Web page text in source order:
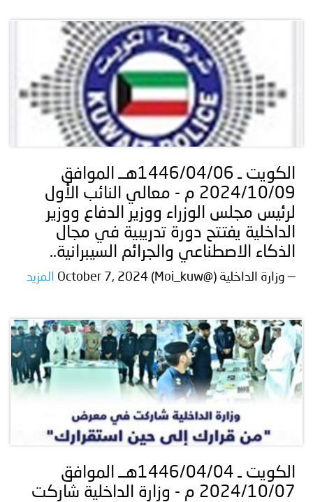
الكويت ـ 1446/04/06هــ الموافق
2024/10/09 م - معالي النائب الأول
لرئيس مجلس الوزراء ووزير الدفاع ووزير
الداخلية يفتتح دورة تدريبية في مجال
الذكاء الاصطناعي والجرائم السيبرانية..
— وزارة الداخلية (@Moi_kuw) October 7, 2024 المزيد
الكويت ـ 1446/04/04هــ الموافق
2024/10/07 م - وزارة الداخلية شاركت